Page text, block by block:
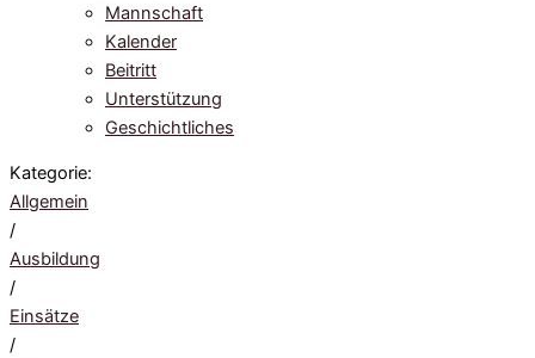
Mannschaft
Kalender
Beitritt
Unterstützung
Geschichtliches
Kategorie:
Allgemein
/
Ausbildung
/
Einsätze
/